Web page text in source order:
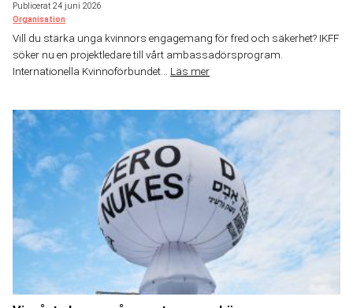
Publicerat 24 juni 2026
Organisation
Vill du stärka unga kvinnors engagemang för fred och säkerhet? IKFF
söker nu en projektledare till vårt ambassadörsprogram.
Internationella Kvinnoförbundet... Läs mer